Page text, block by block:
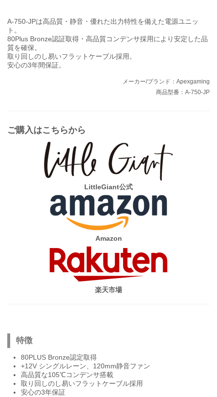
A-750-JPは高品質・静音・優れた出力特性を備えた電源ユニッ
ト。
80Plus Bronze認証取得・高品質コンデンサ採用により安定した品
質を確保。
取り回しのし易いフラットケーブル採用。
安心の3年間保証。
メーカー/ブランド：Apexgaming
商品型番：A-750-JP
ご購入はこちらから
LittleGiant公式
Amazon
楽天市場
特徴
80PLUS Bronze認定取得
+12V シングルレーン、120mm静音ファン
高品質な105℃コンデンサ搭載
取り回しのし易いフラットケーブル採用
安心の3年保証